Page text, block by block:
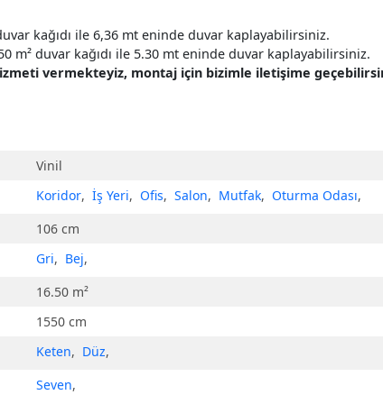
kağıdı ile 6,36 mt eninde duvar kaplayabilirsiniz.
m² duvar kağıdı ile 5.30 mt eninde duvar kaplayabilirsiniz.
vermekteyiz, montaj için bizimle iletişime
Vinil
Koridor, İş Yeri, Ofis, Salon, Mutfak, Oturma Odası,
106 cm
Gri, Bej,
16.50 m²
1550 cm
Keten, Düz,
Seven,